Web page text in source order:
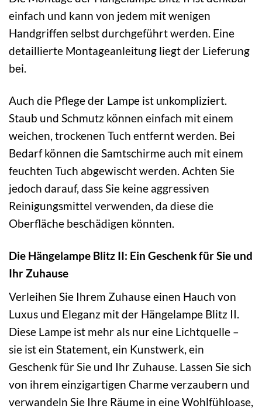
einfach und kann von jedem mit wenigen
Handgriffen selbst durchgeführt werden. Eine
detaillierte Montageanleitung liegt der Lieferung
bei.
Auch die Pflege der Lampe ist unkompliziert.
Staub und Schmutz können einfach mit einem
weichen, trockenen Tuch entfernt werden. Bei
Bedarf können die Samtschirme auch mit einem
feuchten Tuch abgewischt werden. Achten Sie
jedoch darauf, dass Sie keine aggressiven
Reinigungsmittel verwenden, da diese die
Oberfläche beschädigen könnten.
Die Hängelampe Blitz II: Ein Geschenk für Sie und
Ihr Zuhause
Verleihen Sie Ihrem Zuhause einen Hauch von
Luxus und Eleganz mit der Hängelampe Blitz II.
Diese Lampe ist mehr als nur eine Lichtquelle –
sie ist ein Statement, ein Kunstwerk, ein
Geschenk für Sie und Ihr Zuhause. Lassen Sie sich
von ihrem einzigartigen Charme verzaubern und
verwandeln Sie Ihre Räume in eine Wohlfühloase,